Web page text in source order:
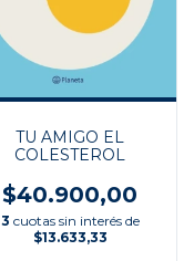
TU AMIGO EL
COLESTEROL
$40.900,00
3 cuotas sin interés de
$13.633,33